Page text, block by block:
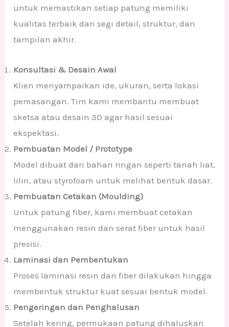
untuk memastikan setiap patung memiliki
kualitas terbaik dari segi detail, struktur, dan
tampilan akhir.
Konsultasi & Desain Awal
Klien menyampaikan ide, ukuran, serta lokasi
pemasangan. Tim kami membantu membuat
sketsa atau desain 3D agar hasil sesuai
ekspektasi.
Pembuatan Model / Prototype
Model dibuat dari bahan ringan seperti tanah liat,
lilin, atau styrofoam untuk melihat bentuk dasar.
Pembuatan Cetakan (Moulding)
Untuk patung fiber, kami membuat cetakan
menggunakan resin dan serat fiber untuk hasil
presisi.
Laminasi dan Pembentukan
Proses laminasi resin dan fiber dilakukan hingga
membentuk struktur kuat sesuai bentuk model.
Pengeringan dan Penghalusan
Setelah kering, permukaan patung dihaluskan